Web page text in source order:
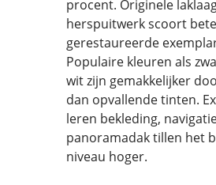
procent. Originele
herspuitwerk scoort
gerestaureerde
Populaire kleuren als
wit zijn gemakkelijker
dan opvallende tinten.
leren bekleding,
panoramadak tillen het
niveau hoger.